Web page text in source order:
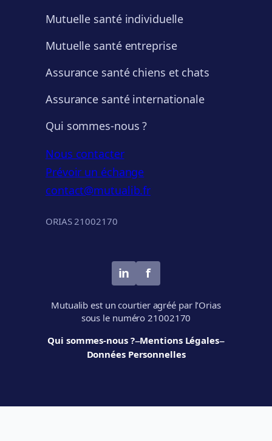
Mutuelle santé individuelle
Mutuelle santé entreprise
Assurance santé chiens et chats
Assurance santé internationale
Qui sommes-nous ?
Nous contacter
Prévoir un échange
contact@mutualib.fr
ORIAS 21002170
in f
Mutualib est un courtier agréé par l’Orias
sous le numéro 21002170
Qui sommes-nous ?–Mentions Légales–
Données Personnelles